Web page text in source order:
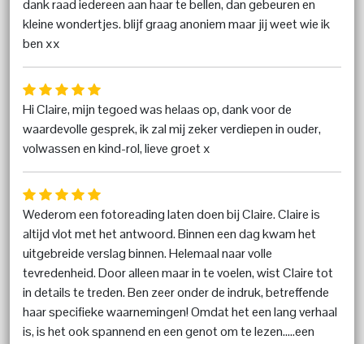
dank raad iedereen aan haar te bellen, dan gebeuren en
kleine wondertjes. blijf graag anoniem maar jij weet wie ik
ben xx
Hi Claire, mijn tegoed was helaas op, dank voor de
waardevolle gesprek, ik zal mij zeker verdiepen in ouder,
volwassen en kind-rol, lieve groet x
Wederom een fotoreading laten doen bij Claire. Claire is
altijd vlot met het antwoord. Binnen een dag kwam het
uitgebreide verslag binnen. Helemaal naar volle
tevredenheid. Door alleen maar in te voelen, wist Claire tot
in details te treden. Ben zeer onder de indruk, betreffende
haar specifieke waarnemingen! Omdat het een lang verhaal
is, is het ook spannend en een genot om te lezen.....een